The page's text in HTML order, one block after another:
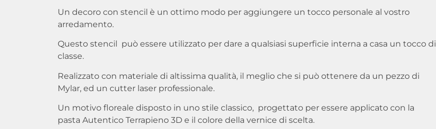
Un decoro con stencil è un ottimo modo per aggiungere un tocco personale al vostro
arredamento.
Questo stencil può essere utilizzato per dare a qualsiasi superficie interna a casa un tocco di
classe.
Realizzato con materiale di altissima qualità, il meglio che si può ottenere da un pezzo di
Mylar, ed un cutter laser professionale.
Un motivo floreale disposto in uno stile classico, progettato per essere applicato con la
pasta Autentico Terrapieno 3D e il colore della vernice di scelta.